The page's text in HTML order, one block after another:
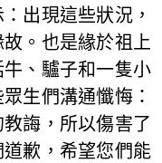
出現這些狀況，
。也是緣於祖上
、驢子和一隻小
生們溝通懺悔：
誨，所以傷害了
歉，希望您們能